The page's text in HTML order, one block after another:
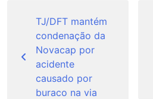
Post
TJ/DFT mantém
condenação da
Novacap por
acidente
causado por
buraco na via